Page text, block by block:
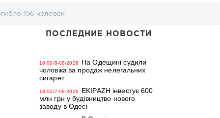
156 человек
ПОСЛЕДНИЕ НОВОСТИ
10:00/8-08-2026
На Одещині судили
чоловіка за продаж нелегальних
сигарет
18:00/7-08-2026
EKIPAZH інвестує 600
млн грн у будівництво нового
заводу в Одесі